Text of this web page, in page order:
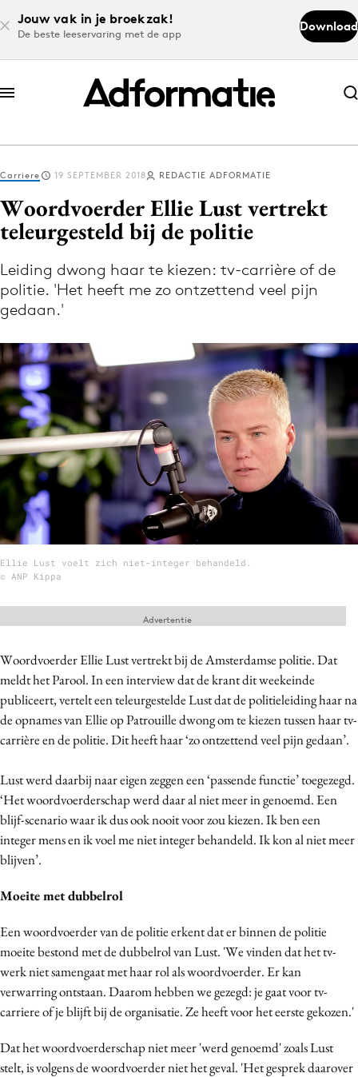
Jouw vak in je broekzak!
De beste leeservaring met de app
Download
Abonneer nu
Abonneer nu
Log in
Download de app
Volg het laatste nieuws via de Adformatie
Nieuws app
Menu
Home
9 sept: GenAI-training
12 nov: MarketingLive!
Adverteren
Events
Opleidingen
Topics
Artificial Intelligence
Bureaus
Carriere
Contentmarketing
Craft
Customer Experience
Design
Digital transformation
Diversiteit
Effectiviteit
Gedragsverandering
Influencer marketing
Interne communicatie
Martech
Carriere 19 SEPTEMBER 2018 REDACTIE ADFORMATIE
Woordvoerder Ellie Lust vertrekt
teleurgesteld bij de politie
Leiding dwong haar te kiezen: tv-carrière of de
politie. 'Het heeft me zo ontzettend veel pijn
gedaan.'
Ellie Lust voelt zich niet-integer behandeld.
© ANP Kippa
Woordvoerder Ellie Lust vertrekt bij de Amsterdamse politie.Dat
meldt het Parool. In een interview dat de krant dit weekeinde
publiceert, vertelt een teleurgestelde Lust dat de politieleiding haar na
de opnames van Ellie op Patrouille dwong om te kiezen tussen haar tv-
carrière en de politie.Dit heeft haar‘zoontzettend veel pijn gedaan’.
Lust werd daarbij naar eigen zeggen een ‘passende functie’ toegezegd.
‘Het woordvoerderschap werd daar al niet meer in genoemd. Een
blijf-scenario waar ik dus ook nooit voor zou kiezen. Ik ben een
integer mens en ik voel me niet integer behandeld. Ik kon al niet meer
blijven’.
Moeite met dubbelrol
Een woordvoerder van de politie erkent dat er binnen de politie
moeite bestond met de dubbelrol van Lust. 'We vinden dat het tv-
werk niet samengaat met haar rol als woordvoerder. Er kan
verwarring ontstaan.Daarom hebben wegezegd: je gaat voor tv-
carriere of je blijft bij de organisatie. Ze heeft voor het eerste gekozen.'
Dat het woordvoerderschap niet meer 'werd genoemd' zoals Lust
stelt, is volgens de woordvoerder niet het geval. 'Het gesprek daarover
Advertentie